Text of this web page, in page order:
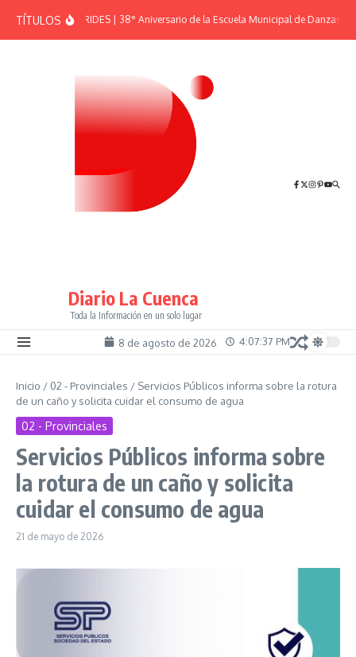
TÍTULOSEFEMÉRIDES | 38° Aniversario de la Escuela Municipal de Danzas “El
Diario La Cuenca
Toda la Información en un solo lugar
8 de agosto de 2026 4:07:37 PM
Inicio / 02 - Provinciales / Servicios Públicos informa sobre la rotura
de un caño y solicita cuidar el consumo de agua
02 - Provinciales
Servicios Públicos informa sobre
la rotura de un caño y solicita
cuidar el consumo de agua
21 de mayo de 2026